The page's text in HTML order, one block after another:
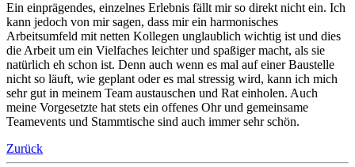
Ein einprägendes, einzelnes Erlebnis fällt mir so direkt nicht ein. Ich
kann jedoch von mir sagen, dass mir ein harmonisches
Arbeitsumfeld mit netten Kollegen unglaublich wichtig ist und dies
die Arbeit um ein Vielfaches leichter und spaßiger macht, als sie
natürlich eh schon ist. Denn auch wenn es mal auf einer Baustelle
nicht so läuft, wie geplant oder es mal stressig wird, kann ich mich
sehr gut in meinem Team austauschen und Rat einholen. Auch
meine Vorgesetzte hat stets ein offenes Ohr und gemeinsame
Teamevents und Stammtische sind auch immer sehr schön.
Zurück